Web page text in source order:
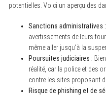
potentielles. Voici un aperçu des
Sanctions administratives :
avertissements de leurs
même aller jusqu’à la
Poursuites judiciaires :
réalité, car la police et des
contre les sites proposant
Risque de phishing et de